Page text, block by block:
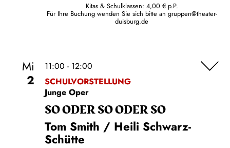
Kitas & Schulklassen: 4,00 € p.P.
Für Ihre Buchung wenden Sie sich bitte an gruppen@theater-
duisburg.de
Mi
2
11:00 - 12:00
SCHULVORSTELLUNG
Junge Oper
SO ODER SO ODER SO
Tom Smith / Heili Schwarz-
Schütte